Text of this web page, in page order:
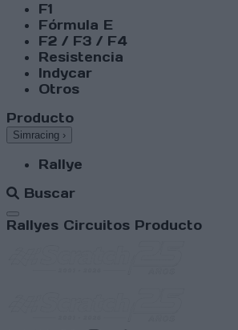
F1
Fórmula E
F2 / F3 / F4
Resistencia
Indycar
Otros
Producto
Simracing ›
Rallye
Buscar
Abrir menú
Rallyes Circuitos Producto